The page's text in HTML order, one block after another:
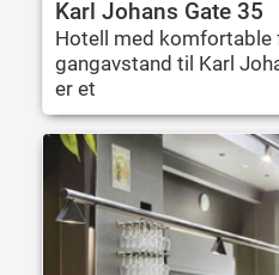
Karl Johans Gate 35
Hotell med komfortable
gangavstand til Karl
er et